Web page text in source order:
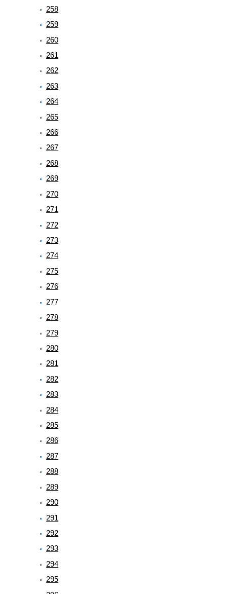
258
259
260
261
262
263
264
265
266
267
268
269
270
271
272
273
274
275
276
277
278
279
280
281
282
283
284
285
286
287
288
289
290
291
292
293
294
295